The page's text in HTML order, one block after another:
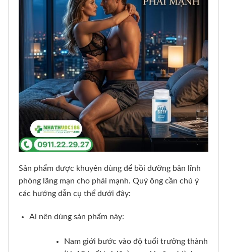
Sản phẩm được khuyên dùng để bồi dưỡng bản lĩnh
phòng lãng mạn cho phái mạnh. Quý ông cần chú ý
các hướng dẫn cụ thể dưới đây:
Ai nên dùng sản phẩm này:
Nam giới bước vào độ tuổi trưởng thành